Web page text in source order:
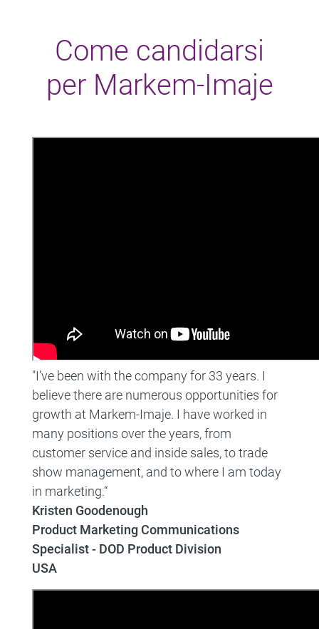
Come candidarsi
per Markem-Imaje
"I’ve been with the company for 33 years. I
believe there are numerous opportunities for
growth at Markem-Imaje. I have worked in
many positions over the years, from
customer service and inside sales, to trade
show management, and to where I am today
in marketing.“
Kristen Goodenough
Product Marketing Communications
Specialist - DOD Product Division
USA